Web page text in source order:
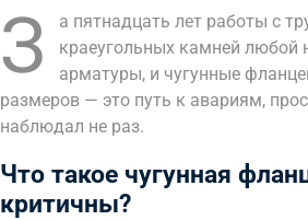
З
а пятнадцать лет работы с
краеугольных камней любой
арматуры, и чугунные
размеров — это путь к авариям,
наблюдал не раз.
Что такое чугунная
критичны?